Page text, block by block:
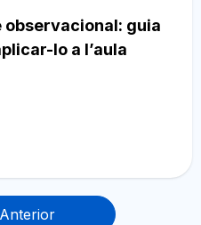
guia
lo a l’aula
Anterior